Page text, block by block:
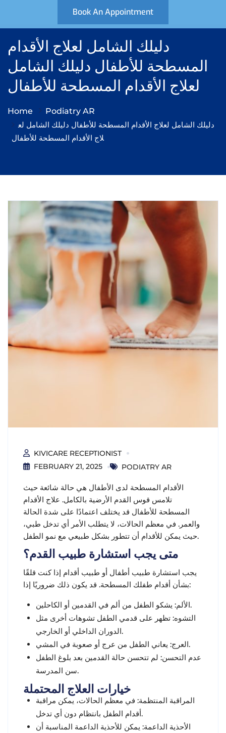
Book An Appointment
دليلك الشامل لعلاج الأقدام
المسطحة للأطفال دليلك الشامل
لعلاج الأقدام المسطحة للأطفال
Home
Podiatry AR
دليلك الشامل لعلاج الأقدام المسطحة للأطفال دليلك الشامل لع
لاج الأقدام المسطحة للأطفال
KIVICARE RECEPTIONIST
FEBRUARY 21, 2025
PODIATRY AR
الأقدام المسطحة لدى الأطفال هي حالة شائعة حيث
تلامس قوس القدم الأرضية بالكامل. علاج الأقدام
المسطحة للأطفال قد يختلف اعتمادًا على شدة الحالة
والعمر. في معظم الحالات، لا يتطلب الأمر أي تدخل طبي،
حيث يمكن للأقدام أن تتطور بشكل طبيعي مع نمو الطفل.
متى يجب استشارة طبيب القدم؟
يجب استشارة طبيب أطفال أو طبيب أقدام إذا كنت قلقًا
بشأن أقدام طفلك المسطحة. قد يكون ذلك ضروريًا إذا:
الألم:
يشكو الطفل من ألم في القدمين أو الكاحلين.
التشوه: تظهر على قدمي الطفل تشوهات أخرى مثل
الدوران الداخلي أو الخارجي.
العرج:
يعاني الطفل من عرج أو صعوبة في المشي.
عدم التحسن: لم تتحسن حالة القدمين بعد بلوغ الطفل
سن المدرسة.
خيارات العلاج المحتملة
المراقبة المنتظمة: في معظم الحالات، يمكن مراقبة
أقدام الطفل بانتظام دون أي تدخل.
الأحذية الداعمة: يمكن للأحذية الداعمة المناسبة أن